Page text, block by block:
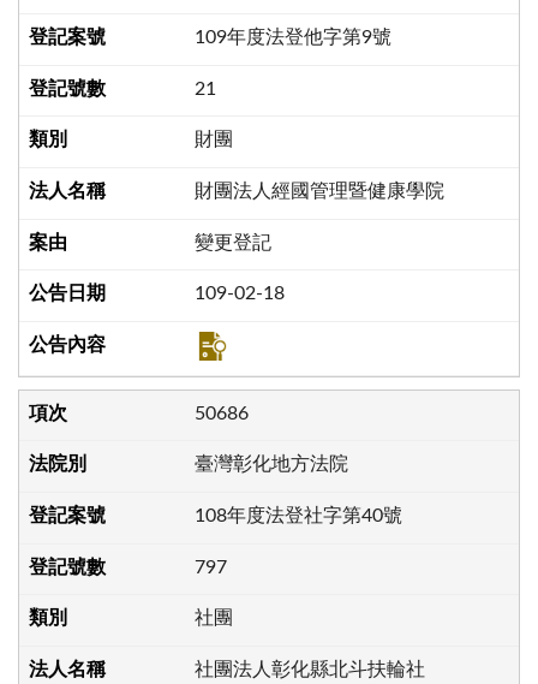
109年度法登他字第9號
21
財團
財團法人經國管理暨健康學院
變更登記
109-02-18
50686
臺灣彰化地方法院
108年度法登社字第40號
797
社團
社團法人彰化縣北斗扶輪社